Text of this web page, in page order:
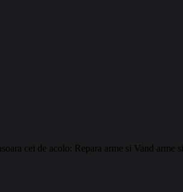
cei de acolo: Repara arme si Vand arme